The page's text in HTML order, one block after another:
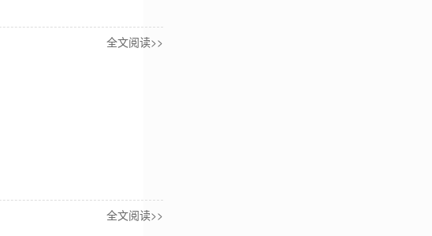
全文阅读>>
全文阅读>>